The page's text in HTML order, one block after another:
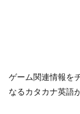
ゲーム関連情報を
なるカタカナ英語